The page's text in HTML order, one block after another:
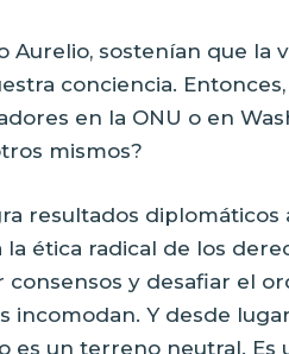
Aurelio, sostenían que la
conciencia. Entonces,
en la ONU o en
mismos?
resultados diplomáticos
ética radical de los
y desafiar el
incomodan. Y desde
es un terreno neutral. Es